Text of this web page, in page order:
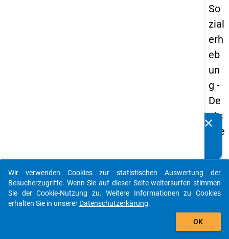
So
zial
erh
eb
un
g -
De
uts
che
d
Bil
du
clear
auto_stories
add_shopping_cart
Wir verwenden Cookies zur statistischen Auswertung der
Besucherzugriffe. Wenn Sie auf dieser Seite weitersurfen stimmen
Sie der Cookie-Nutzung zu. Weitere Informationen zu Cookies
erhalten Sie in unserer Datenschutzerkärung.
OK